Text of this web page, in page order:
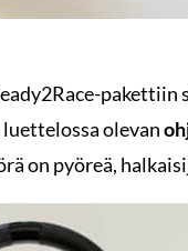
luettelossa olevan
on pyöreä,